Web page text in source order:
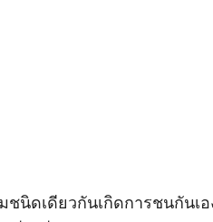
นิดเดียวกันเกิดการชนกันเ